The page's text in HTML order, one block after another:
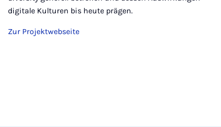
digitale Kulturen bis heute prägen.
Zur Projektwebseite